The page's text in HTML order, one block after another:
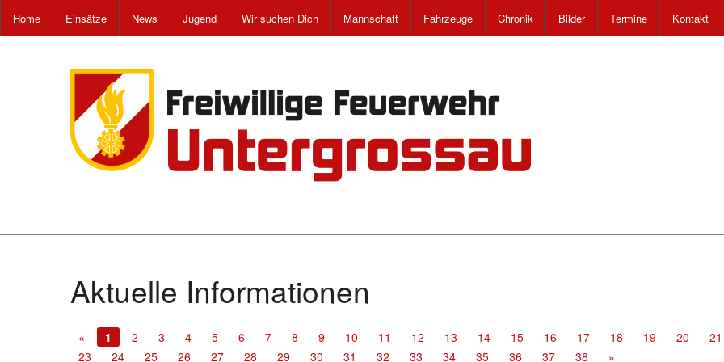
Home Einsätze News Jugend Wir suchen Dich Mannschaft Fahrzeuge Chronik Bilder Termine Kontakt
Aktuelle Informationen
« 1 2 3 4 5 6 7 8 9 10 11 12 13 14 15 16 17 18 19 20
21
23
24 25 26 27 28 29 30 31 32 33 34 35 36 37 38 »